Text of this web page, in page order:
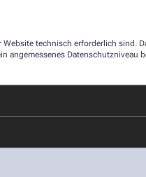
technisch erforderlich sind.
angemessenes